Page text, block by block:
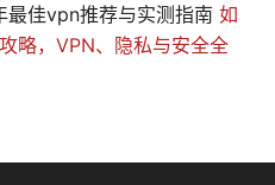
佳vpn推荐与实测指南 如
略，VPN、隐私与安全全